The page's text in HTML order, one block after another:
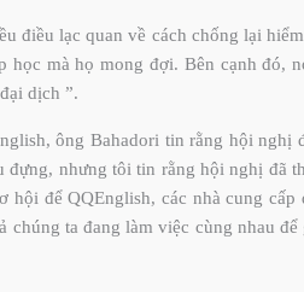
điều lạc quan về cách chống lại
học mà họ mong đợi. Bên cạnh đó,
dịch ”.
ông Bahadori tin rằng hội
đựng, nhưng tôi tin rằng hội nghị
hội để QQEnglish, các nhà cung
chúng ta đang làm việc cùng nhau